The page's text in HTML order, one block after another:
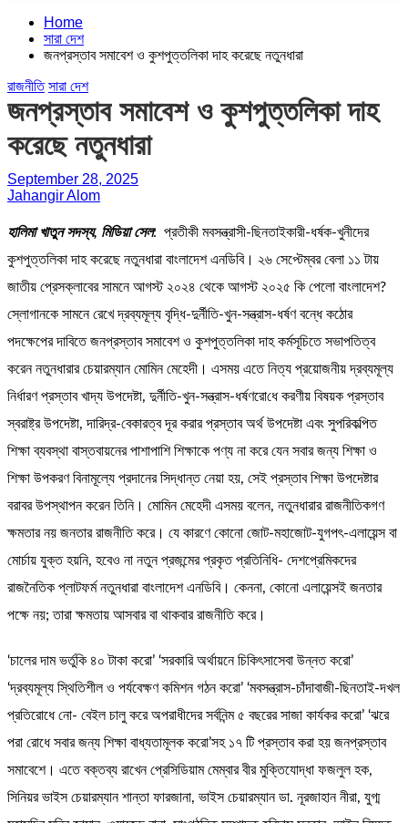
Home
সারা দেশ
জনপ্রস্তাব সমাবেশ ও কুশপুত্তলিকা দাহ করেছে নতুনধারা
রাজনীতি সারা দেশ
জনপ্রস্তাব সমাবেশ ও কুশপুত্তলিকা দাহ
করেছে নতুনধারা
September 28, 2025
Jahangir Alom
হালিমা খাতুন সদস্য, মিডিয়া সেল: প্রতীকী মবসন্ত্রাসী-ছিনতাইকারী-ধর্ষক-খুনীদের
কুশপুত্তলিকা দাহ করেছে নতুনধারা বাংলাদেশ এনডিবি। ২৬ সেপ্টেম্বর বেলা ১১ টায়
জাতীয় প্রেসক্লাবের সামনে আগস্ট ২০২৪ থেকে আগস্ট ২০২৫ কি পেলো বাংলাদেশ?
স্লোগানকে সামনে রেখে দ্রব্যমূল্য বৃদ্ধি-দুর্নীতি-খুন-সন্ত্রাস-ধর্ষণ বন্ধে কঠোর
পদক্ষেপের দাবিতে জনপ্রস্তাব সমাবেশ ও কুশপুত্তলিকা দাহ কর্মসূচিতে সভাপতিত্ব
করেন নতুনধারার চেয়ারম্যান মোমিন মেহেদী। এসময় এতে নিত্য প্রয়োজনীয় দ্রব্যমূল্য
নির্ধারণ প্রস্তাব খাদ্য উপদেষ্টা, দুর্নীতি-খুন-সন্ত্রাস-ধর্ষণরোধে করণীয় বিষয়ক প্রস্তাব
স্বরাষ্ট্র উপদেষ্টা, দারিদ্র-বেকারত্ব দূর করার প্রস্তাব অর্থ উপদেষ্টা এবং সুপরিকল্পিত
শিক্ষা ব্যবস্থা বাস্তবায়নের পাশাপাশি শিক্ষাকে পণ্য না করে যেন সবার জন্য শিক্ষা ও
শিক্ষা উপকরণ বিনামূল্যে প্রদানের সিদ্ধান্ত নেয়া হয়, সেই প্রস্তাব শিক্ষা উপদেষ্টার
বরাবর উপস্থাপন করেন তিনি। মোমিন মেহেদী এসময় বলেন, নতুনধারার রাজনীতিকগণ
ক্ষমতার নয় জনতার রাজনীতি করে। যে কারণে কোনো জোট-মহাজোট-যুগপৎ-এলায়েন্স বা
মোর্চায় যুক্ত হয়নি, হবেও না নতুন প্রজন্মের প্রকৃত প্রতিনিধি- দেশপ্রেমিকদের
রাজনৈতিক প্লাটফর্ম নতুনধারা বাংলাদেশ এনডিবি। কেননা, কোনো এলায়েন্সই জনতার
পক্ষে নয়; তারা ক্ষমতায় আসবার বা থাকবার রাজনীতি করে।
‘চালের দাম ভর্তুকি ৪০ টাকা করো’ ‘সরকারি অর্থায়নে চিকিৎসাসেবা উন্নত করো’
‘দ্রব্যমূল্য স্থিতিশীল ও পর্যবেক্ষণ কমিশন গঠন করো’ ‘মবসন্ত্রাস-চাঁদাবাজী-ছিনতাই-দখল
প্রতিরোধে নো- বেইল চালু করে অপরাধীদের সর্বনিন্ম ৫ বছরের সাজা কার্যকর করো’ ‘ঝরে
পরা রোধে সবার জন্য শিক্ষা বাধ্যতামূলক করো’সহ ১৭ টি প্রস্তাব করা হয় জনপ্রস্তাব
সমাবেশে। এতে বক্তব্য রাখেন প্রেসিডিয়াম মেম্বার বীর মুক্তিযোদ্ধা ফজলুল হক,
সিনিয়র ভাইস চেয়ারম্যান শান্তা ফারজানা, ভাইস চেয়ারম্যান ডা. নূরজাহান নীরা, যুগ্ম